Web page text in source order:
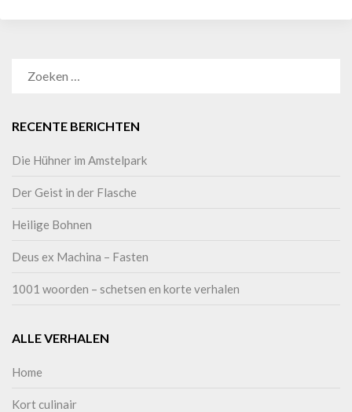
RECENTE BERICHTEN
Die Hühner im Amstelpark
Der Geist in der Flasche
Heilige Bohnen
Deus ex Machina – Fasten
1001 woorden – schetsen en korte verhalen
ALLE VERHALEN
Home
Kort culinair